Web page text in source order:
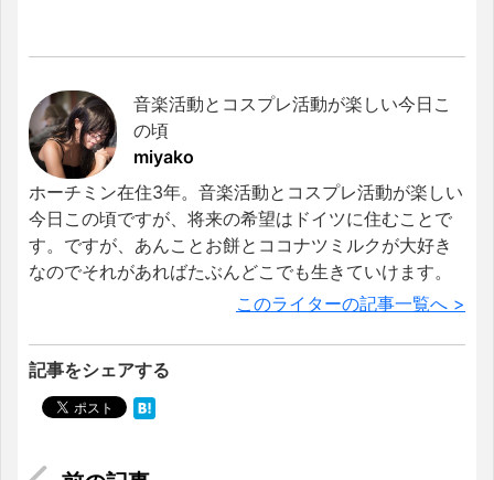
音楽活動とコスプレ活動が楽しい今日こ
の頃
miyako
ホーチミン在住3年。音楽活動とコスプレ活動が楽しい
今日この頃ですが、将来の希望はドイツに住むことで
す。ですが、あんことお餅とココナツミルクが大好き
なのでそれがあればたぶんどこでも生きていけます。
このライターの記事一覧へ >
記事をシェアする